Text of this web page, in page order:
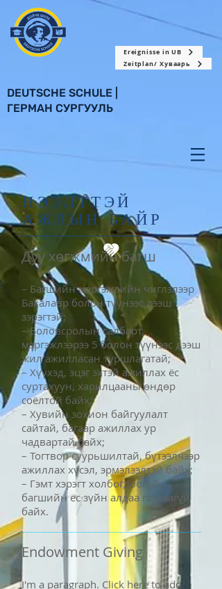
Ereignisse in UB
Zeitplan/ Хуваарь
DEUTSCHE SCHULE |
ГЕРМАН СУРГУУЛЬ
НЭЭЛТТЭЙ
АЖЛЫН БАЙР
Дуу хөгжмийн багш
– Багшийн мэргэжлийн чиглэлээр
Бакалавр болон түүнээс дээш
зэрэгтэй;
– Боловсролын салбарт,
мэргэжлээрээ 5 болон түүнээс дээш
жил ажилласан туршлагатай;
– Хүүхэд, эцэг эхтэй ажиллах ёс
суртахуун, харилцааны өндөр
соёлтой байх;
– Хувийн зохион байгуулалт
сайтай, багаар ажиллах ур
чадвартай байх;
– Тогтвор суурьшилтай, бүтээлчээр
ажиллах хүсэл, эрмэлзэлтэй байх;
– Гэмт хэрэгт холбогдоогүй,
багшийн ёс зүйн алдаа гаргаагүй
байх.
Endowment Giving
I'm a paragraph. Click here to add